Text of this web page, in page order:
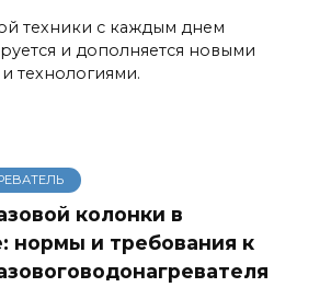
техники с каждым днем
и дополняется новыми
технологиями.
колонки в
нормы и требования к